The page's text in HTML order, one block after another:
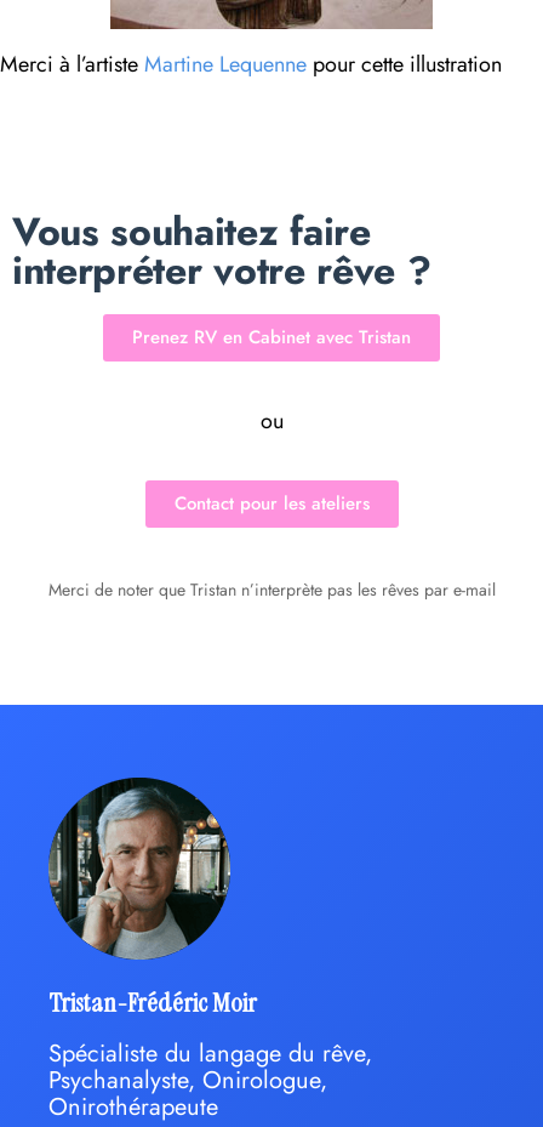
Merci à l’artisteMartine Lequenne pour cette illustration
Vous souhaitez faire
interpréter votre rêve ?
Prenez RV en Cabinet avec Tristan
ou
Contact pour les ateliers
Merci de noter que Tristan n’interprète pas les rêves par e-mail
Tristan-Frédéric Moir
Spécialiste du langage du rêve,
Psychanalyste, Onirologue,
Onirothérapeute